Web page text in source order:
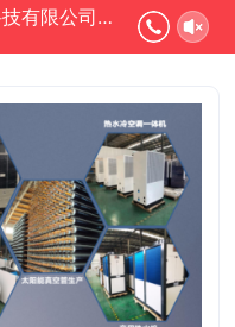
江苏欧麦朗能源科技有限公司正在为您服务